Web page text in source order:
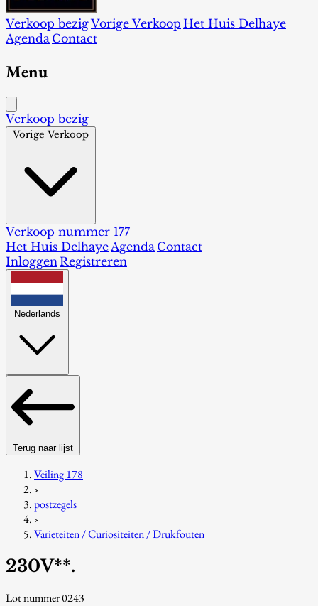
Verkoop bezigVorige Verkoop Het Huis Delhaye
Agenda Contact
Menu
Verkoop bezig
Vorige Verkoop
Verkoop nummer 177
Het Huis DelhayeAgenda Contact
InloggenRegistreren
Nederlands
Terug naar lijst
Veiling 178
›
postzegels
›
Varieteiten / Curiositeiten / Drukfouten
230V**.
Lot nummer 0243